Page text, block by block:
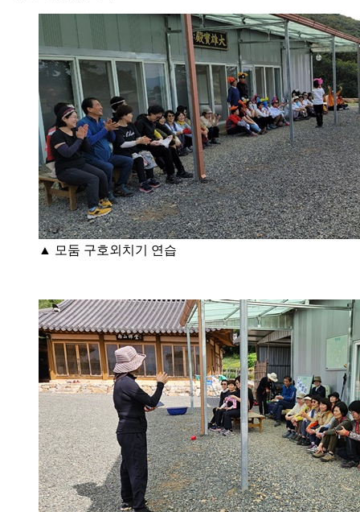
▲ 모둠 구호외치기 연습